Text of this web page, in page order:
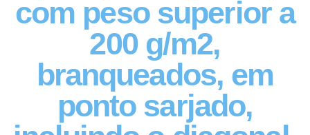
com peso superior a
200 g/m2,
branqueados, em
ponto sarjado,